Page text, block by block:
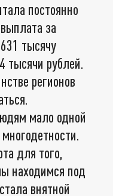
постоянно
за
тысячу
тысячи рублей.
регионов
мало одной
для того,
находимся под
внятной